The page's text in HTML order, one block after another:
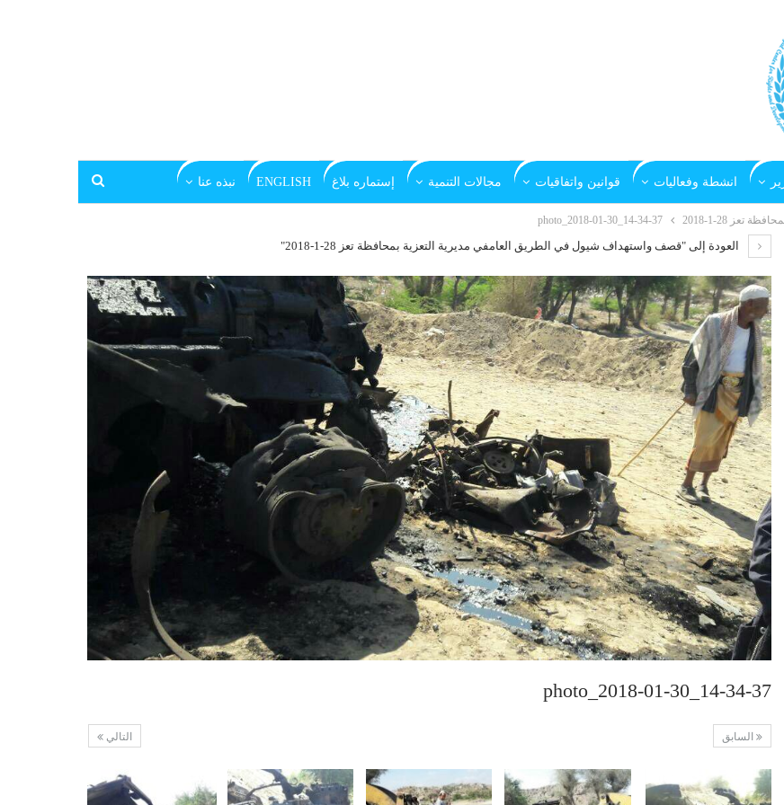
انشطة وفعاليات قوانين واتفاقيات مجالات التنمية إستماره بلاغ ENGLISH نبذه عنا
28-1-2018
photo_2018-01-30_14-34-37
العودة إلى "قصف واستهداف شيول في الطريق العامفي مديرية التعزية بمحافظة تعز 28-1-2018"
photo_2018-01-30_14-34-37
التالي السابق